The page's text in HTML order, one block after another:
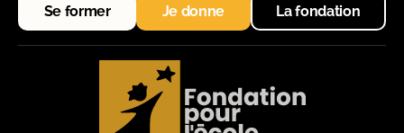
Se former Je donne La fondation